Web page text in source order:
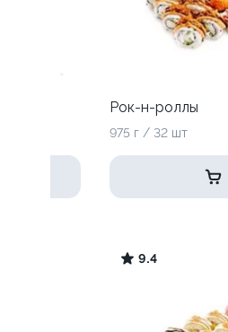
Рок-н-роллы
975 г / 32 шт
9.4